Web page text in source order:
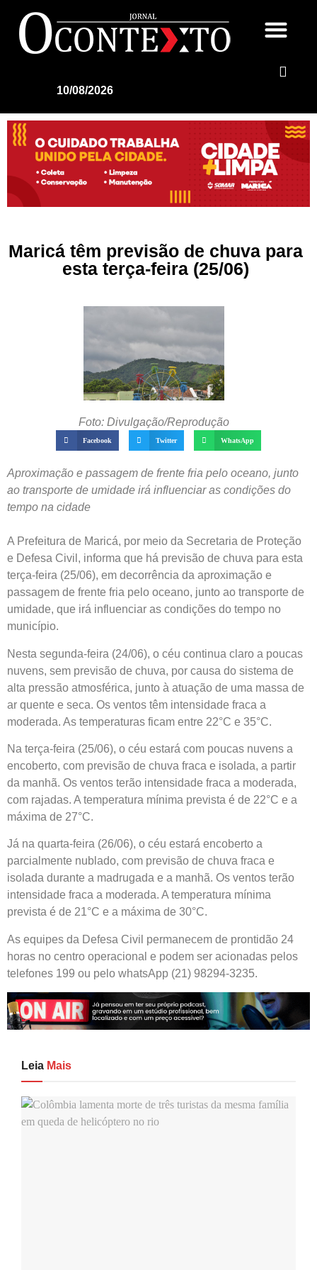
10/08/2026
Maricá têm previsão de chuva para
esta terça-feira (25/06)
Foto: Divulgação/Reprodução
Facebook Twitter WhatsApp
Aproximação e passagem de frente fria pelo oceano, junto
ao transporte de umidade irá influenciar as condições do
tempo na cidade
A Prefeitura de Maricá, por meio da Secretaria de Proteção
e Defesa Civil, informa que há previsão de chuva para esta
terça-feira (25/06), em decorrência da aproximação e
passagem de frente fria pelo oceano, junto ao transporte de
umidade, que irá influenciar as condições do tempo no
município.
Nesta segunda-feira (24/06), o céu continua claro a poucas
nuvens, sem previsão de chuva, por causa do sistema de
alta pressão atmosférica, junto à atuação de uma massa de
ar quente e seca. Os ventos têm intensidade fraca a
moderada. As temperaturas ficam entre 22°C e 35°C.
Na terça-feira (25/06), o céu estará com poucas nuvens a
encoberto, com previsão de chuva fraca e isolada, a partir
da manhã. Os ventos terão intensidade fraca a moderada,
com rajadas. A temperatura mínima prevista é de 22°C e a
máxima de 27°C.
Já na quarta-feira (26/06), o céu estará encoberto a
parcialmente nublado, com previsão de chuva fraca e
isolada durante a madrugada e a manhã. Os ventos terão
intensidade fraca a moderada. A temperatura mínima
prevista é de 21°C e a máxima de 30°C.
As equipes da Defesa Civil permanecem de prontidão 24
horas no centro operacional e podem ser acionadas pelos
telefones 199 ou pelo whatsApp (21) 98294-3235.
Leia Mais